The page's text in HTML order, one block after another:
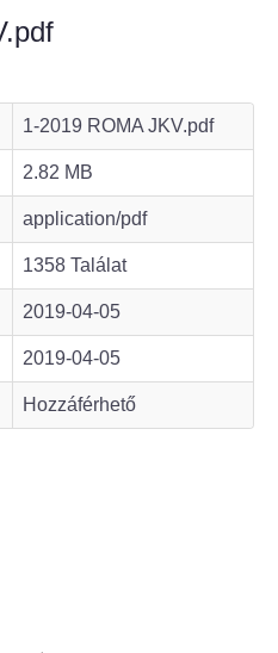
1-2019 ROMA JKV.pdf
2.82 MB
application/pdf
1358 Találat
2019-04-05
2019-04-05
Hozzáférhető